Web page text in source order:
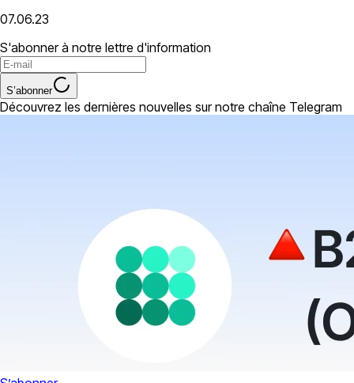
07.06.23
S'abonner à notre lettre d'information
S’abonner
Découvrez les dernières nouvelles sur notre chaîne Telegram